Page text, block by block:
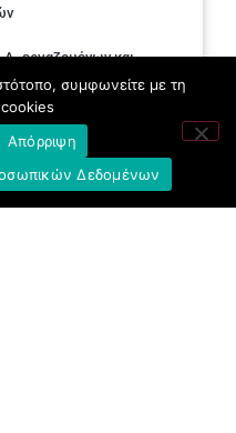
εργαζομένων και
συμφωνείτε με τη
Απόρριψη
Δεδομένων